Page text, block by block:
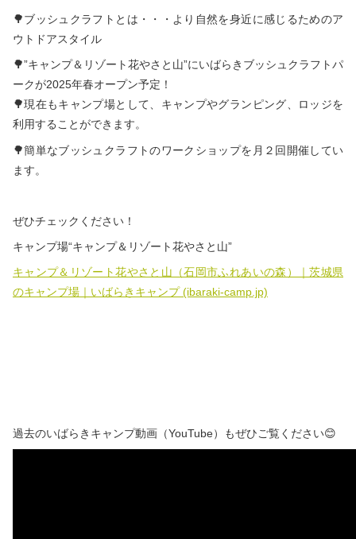
🌳ブッシュクラフトとは・・・より自然を身近に感じるためのア
ウトドアスタイル
🌳”キャンプ＆リゾート花やさと山”にいばらきブッシュクラフトパ
ークが2025年春オープン予定！
🌳現在もキャンプ場として、キャンプやグランピング、ロッジを
利用することができます。
🌳簡単なブッシュクラフトのワークショップを月２回開催してい
ます。
ぜひチェックください！
キャンプ場“キャンプ＆リゾート花やさと山”
キャンプ＆リゾート花やさと山（石岡市ふれあいの森）｜茨城県
のキャンプ場｜いばらきキャンプ (ibaraki-camp.jp)
過去のいばらきキャンプ動画（YouTube）もぜひご覧ください😊